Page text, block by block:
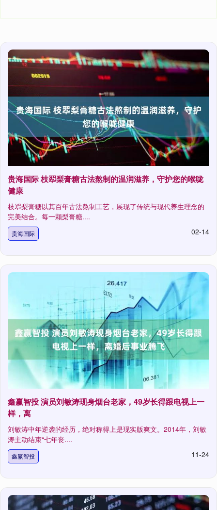
贵海国际 枝翆梨膏糖古法熬制的温润滋养，守护您的喉咙
健康
枝翆梨膏糖以其百年古法熬制工艺，展现了传统与现代养生理念的
完美结合。每一颗梨膏糖....
贵海国际 02-14
鑫赢智投 演员刘敏涛现身烟台老家，49岁长得跟电视上一
样，离
刘敏涛中年逆袭的经历，绝对称得上是现实版爽文。2014年，刘敏
涛主动结束“七年丧....
鑫赢智投 11-24